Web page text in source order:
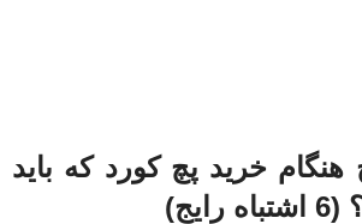
هنگام خرید پچ کورد که باید